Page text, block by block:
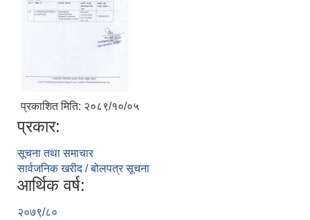
प्रकाशित मिति: २०८९/१०/०५
प्रकार:
सूचना तथा समाचार
सार्वजनिक खरीद / बोलपत्र सूचना
आर्थिक वर्ष:
२०७९/८०